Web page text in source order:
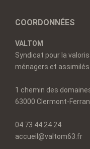
COORDONNÉES
VALTOM
Syndicat pour la
ménagers et assimilés
1 chemin des
63000 Clermont-
04 73 44 24 24
accueil@valtom63.fr